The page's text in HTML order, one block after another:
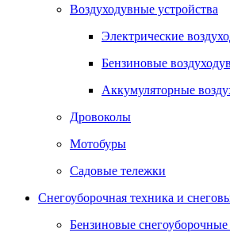
Воздуходувные устройства
Электрические
Бензиновые
Аккумуляторные
Дровоколы
Мотобуры
Садовые тележки
Снегоуборочная техника и
Бензиновые